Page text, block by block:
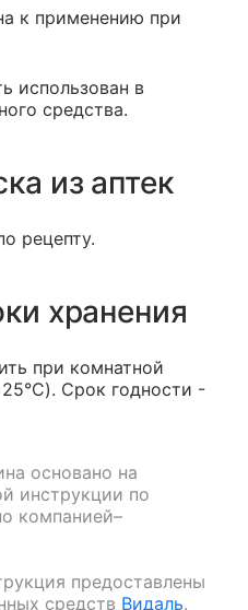
к применению при
использован в
средства.
из аптек
рецепту.
хранения
при комнатной
Срок годности -
основано на
инструкции по
компанией–
предоставлены
средств Видаль.